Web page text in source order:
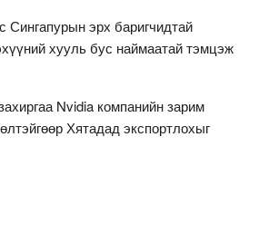
Сингапурын эрх баригчидтай
хууль бус наймаатай тэмцэж
Nvidia компанийн зарим
Хятадад экспортлохыг